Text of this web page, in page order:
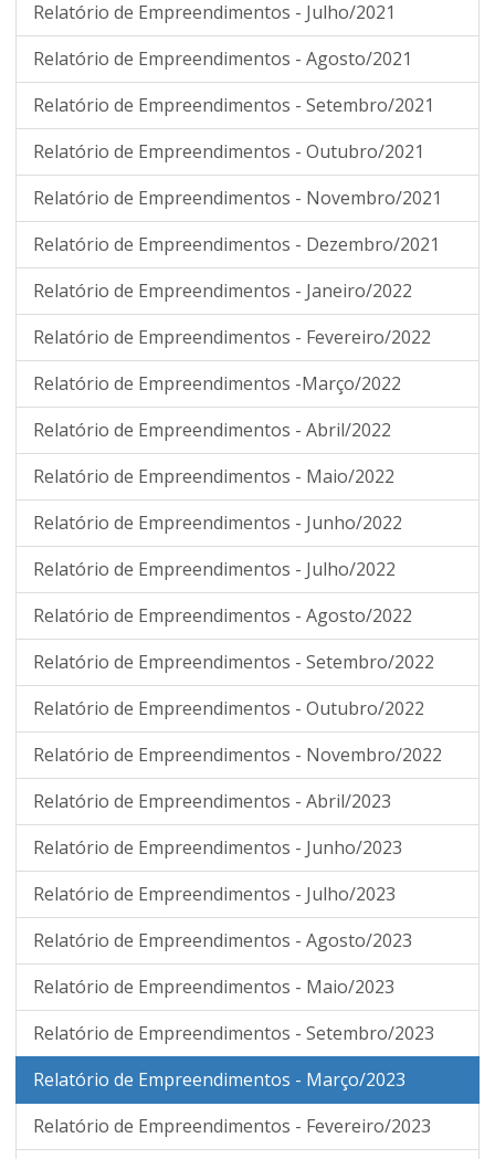
Relatório de Empreendimentos - Julho/2021
Relatório de Empreendimentos - Agosto/2021
Relatório de Empreendimentos - Setembro/2021
Relatório de Empreendimentos - Outubro/2021
Relatório de Empreendimentos - Novembro/2021
Relatório de Empreendimentos - Dezembro/2021
Relatório de Empreendimentos - Janeiro/2022
Relatório de Empreendimentos - Fevereiro/2022
Relatório de Empreendimentos -Março/2022
Relatório de Empreendimentos - Abril/2022
Relatório de Empreendimentos - Maio/2022
Relatório de Empreendimentos - Junho/2022
Relatório de Empreendimentos - Julho/2022
Relatório de Empreendimentos - Agosto/2022
Relatório de Empreendimentos - Setembro/2022
Relatório de Empreendimentos - Outubro/2022
Relatório de Empreendimentos - Novembro/2022
Relatório de Empreendimentos - Abril/2023
Relatório de Empreendimentos - Junho/2023
Relatório de Empreendimentos - Julho/2023
Relatório de Empreendimentos - Agosto/2023
Relatório de Empreendimentos - Maio/2023
Relatório de Empreendimentos - Setembro/2023
Relatório de Empreendimentos - Março/2023
Relatório de Empreendimentos - Fevereiro/2023